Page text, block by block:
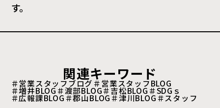
す。
関連キーワード
＃営業スタッフブログ＃営業スタッフBLOG
＃増井BLOG＃渡部BLOG＃吉松BLOG＃SDGｓ
＃広報課BLOG＃郡山BLOG＃津川BLOG＃スタッフ